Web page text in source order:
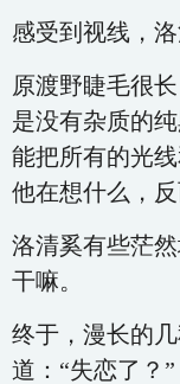
感受到视线，
原渡野睫毛很
是没有杂质的
能把所有的光
他在想什么，
洛清奚有些茫
干嘛。
终于，漫长的
道：“失恋了？”